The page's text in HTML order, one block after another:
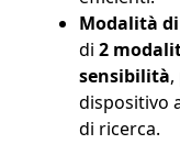
Modalità
di 2
sensibilità
dispositivo
di ricerca.